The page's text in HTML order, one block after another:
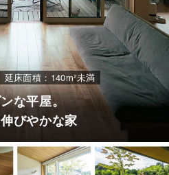
延床面積：140m²未満
な平屋。
びやかな家